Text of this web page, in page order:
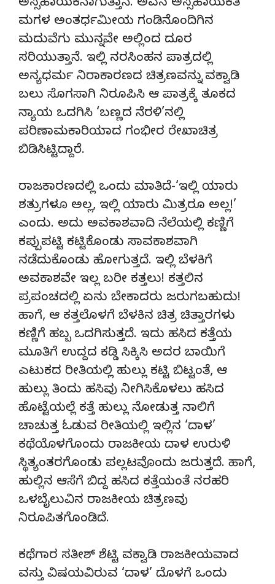
ಅಸ್ಸಹಾಯಕನಾಗುತ್ತಾನೆ. ಅವನ ಅಸ್ಸಹಾಯಕತೆ
ಮಗಳ ಅಂತರ್ಧಮೀಯ ಗಂಡಿನೊಂದಿಗಿನ
ಮದುವೆಗು ಮುನ್ನವೇ ಅಲ್ಲಿಂದ ದೂರ
ಸರಿಯುತ್ತಾನೆ. ಇಲ್ಲಿ ನರಸಿಂಹನ ಪಾತ್ರದಲ್ಲಿ
ಅನ್ಯಧರ್ಮ ನಿರಾಕಾರಣದ ಚಿತ್ರಣವನ್ನು ವಕ್ವಾಡಿ
ಬಲು ಸೊಗಸಾಗಿ ನಿರೂಪಿಸಿ ಆ ಪಾತ್ರಕ್ಕೆ ತೂಕದ
ನ್ಯಾಯ ಒದಗಿಸಿ ‘ಬಣ್ಣದ ನೆರಳಿ’ನಲ್ಲಿ
ಪರಿಣಾಮಕಾರಿಯಾದ ಗಂಭೀರ ರೇಖಾಚಿತ್ರ
ಬಿಡಿಸಿಟ್ಟಿದ್ದಾರೆ.
ರಾಜಕಾರಣದಲ್ಲಿ ಒಂದು ಮಾತಿದೆ-‘ಇಲ್ಲಿ ಯಾರು
ಶತ್ರುಗಳೂ ಅಲ್ಲ, ಇಲ್ಲಿ ಯಾರು ಮಿತ್ರರೂ ಅಲ್ಲ!’
ಎಂದು. ಅದು ಅವಕಾಶವಾದಿ ನೆಲೆಯಲ್ಲಿ ಕಣ್ಣಿಗೆ
ಕಪ್ಪುಪಟ್ಟಿ ಕಟ್ಟಿಕೊಂಡು ಸಾವಕಾಶವಾಗಿ
ನಡೆದುಕೊಂಡು ಹೋಗುತ್ತದೆ. ಇಲ್ಲಿ ಬೆಳಕಿಗೆ
ಅವಕಾಶವೇ ಇಲ್ಲ ಬರೀ ಕತ್ತಲು! ಕತ್ತಲಿನ
ಪ್ರಪಂಚದಲ್ಲಿ ಏನು ಬೇಕಾದರು ಜರುಗಬಹುದು!
ಹಾಗೆ, ಆ ಕತ್ತಲೊಳಗೆ ಬೆಳಕಿನ ಚಿತ್ರ ಚಿತ್ತಾರಗಳು
ಕಣ್ಣಿಗೆ ಹಬ್ಬ ಒದಗಿಸುತ್ತದೆ. ಇದು ಹಸಿದ ಕತ್ತೆಯ
ಮೂತಿಗೆ ಉದ್ದದ ಕಡ್ಡಿ ಸಿಕ್ಕಿಸಿ ಅದರ ಬಾಯಿಗೆ
ಎಟುಕದ ರೀತಿಯಲ್ಲಿ ಹುಲ್ಲು ಕಟ್ಟಿ ಬಿಟ್ಟಂತೆ, ಆ
ಹುಲ್ಲು ತಿಂದು ಹಸಿವು ನೀಗಿಸಿಕೊಳಲು ಹಸಿದ
ಹೊಟ್ಟೆಯಲ್ಲೆ ಕತ್ತೆ ಹುಲ್ಲು ನೋಡುತ್ತ ನಾಲಿಗೆ
ಚಾಚುತ್ತ ಓಡುವ ರೀತಿಯಲ್ಲಿ ಇಲ್ಲಿನ ‘ದಾಳ’
ಕಥೆಯೊಳಗೊಂದು ರಾಜಕೀಯ ದಾಳ ಉರುಳಿ
ಸ್ಥಿತ್ಯಂತರಗೊಂಡು ಪಲ್ಲಟವೊಂದು ಜರುತ್ತದೆ. ಹಾಗೆ,
ಹುಲ್ಲಿನ ಆಸೆಗೆ ಬಿದ್ದ ಹಸಿದ ಕತ್ತೆಯಂತೆ ನರಹರಿ
ಒಳಬೈಲುವಿನ ರಾಜಕೀಯ ಚಿತ್ರಣವು
ನಿರೂಪಿತಗೊಂಡಿದೆ.
ಕಥೆಗಾರ ಸತೀಶ್ ಶೆಟ್ಟಿ ವಕ್ವಾಡಿ ರಾಜಕೀಯವಾದ
ವಸ್ತು ವಿಷಯವಿರುವ ‘ದಾಳ’ ದೊಳಗೆ ಒಂದು